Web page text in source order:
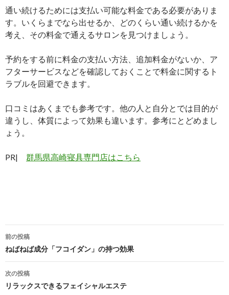
通い続けるためには支払い可能な料金である必要がありま
す。いくらまでなら出せるか、どのくらい通い続けるかを
考え、その料金で通えるサロンを見つけましょう。
予約をする前に料金の支払い方法、追加料金がないか、ア
フターサービスなどを確認しておくことで料金に関するト
ラブルを回避できます。
口コミはあくまでも参考です。他の人と自分とでは目的が
違うし、体質によって効果も違います。参考にとどめまし
ょう。
PR| 群馬県高崎寝具専門店はこちら
投
稿
ナ
ビ
前の投稿
ねばねば成分「フコイダン」の持つ効果
次の投稿
リラックスできるフェイシャルエステ